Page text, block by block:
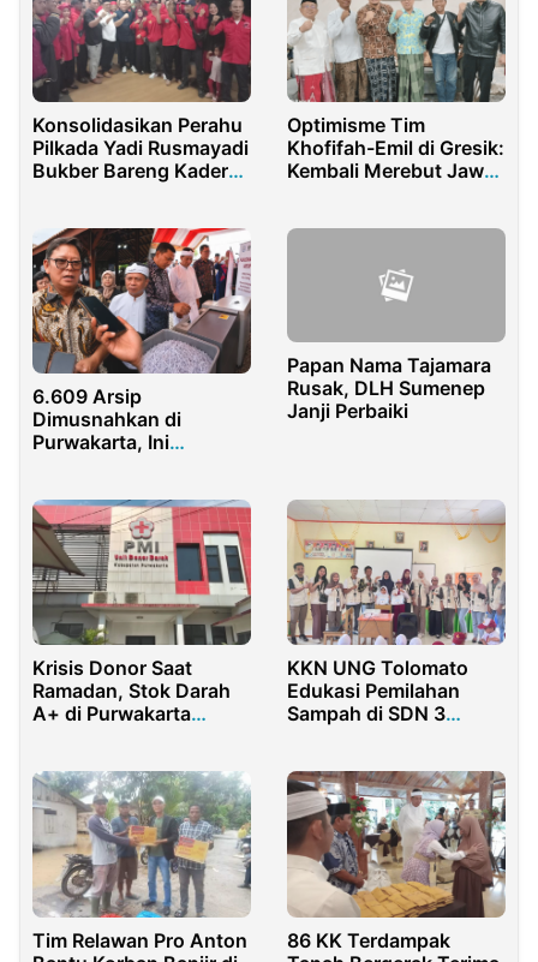
Konsolidasikan Perahu
Pilkada Yadi Rusmayadi
Bukber Bareng Kader
Optimisme Tim
Khofifah-Emil di Gresik:
Kembali Merebut Jawa
6.609 Arsip
Dimusnahkan di
Purwakarta, Ini
Papan Nama Tajamara
Rusak, DLH Sumenep
Janji Perbaiki
Krisis Donor Saat
Ramadan, Stok Darah
A+ di Purwakarta
KKN UNG Tolomato
Edukasi Pemilahan
Sampah di SDN 3
Tim Relawan Pro Anton
86 KK Terdampak